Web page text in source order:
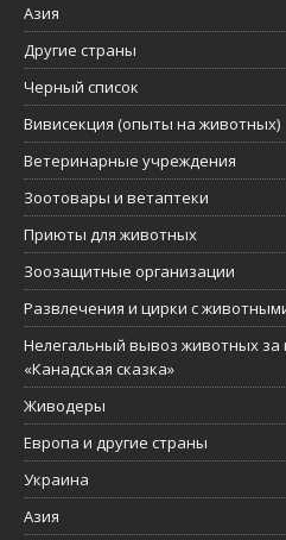
Азия
Другие страны
Черный список
Вивисекция (опыты на животных)
Ветеринарные учреждения
Зоотовары и ветаптеки
Приюты для животных
Зоозащитные организации
Развлечения и цирки с
Нелегальный вывоз животных за
«Канадская сказка»
Живодеры
Европа и другие страны
Украина
Азия